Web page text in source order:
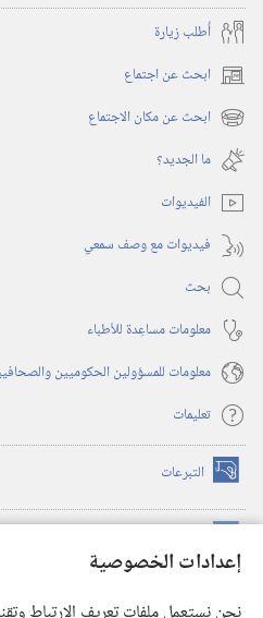
إعدادات الخصوصية
أُطلب زيارة
ابحث عن اجتماع (يفتح
نافذة ابحث عن مكان الاجتماع (يفتح
نافذة
جديدة)
ما الجديد؟‏
الفيديوات
فيديوات مع وصف سمعي
بحث
معلومات مساعِدة للأطباء
معلومات للمسؤولين الحكوميين
تعليمات
التبرعات (يفتح
نافذة
(يفتح
نافذة
(يفتح